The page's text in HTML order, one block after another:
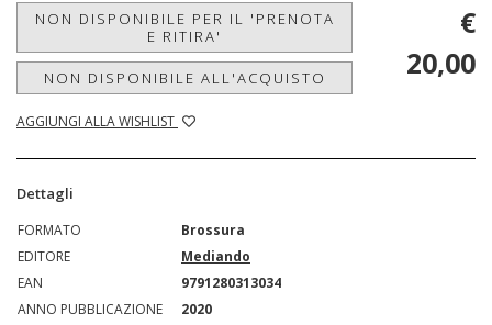
NON DISPONIBILE PER IL 'PRENOTA
E RITIRA'
NON DISPONIBILE ALL'ACQUISTO
AGGIUNGI ALLA WISHLIST
€
20,00
Dettagli
FORMATO
Brossura
EDITORE
Mediando
EAN
9791280313034
ANNO PUBBLICAZIONE
2020